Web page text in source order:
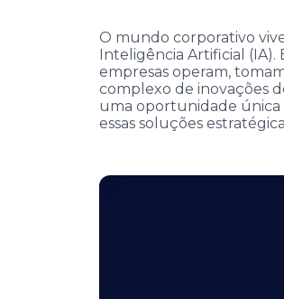
O mundo corporativo
Inteligência Artificial (IA).
empresas operam,
complexo de inovações
uma oportunidade única
essas soluções